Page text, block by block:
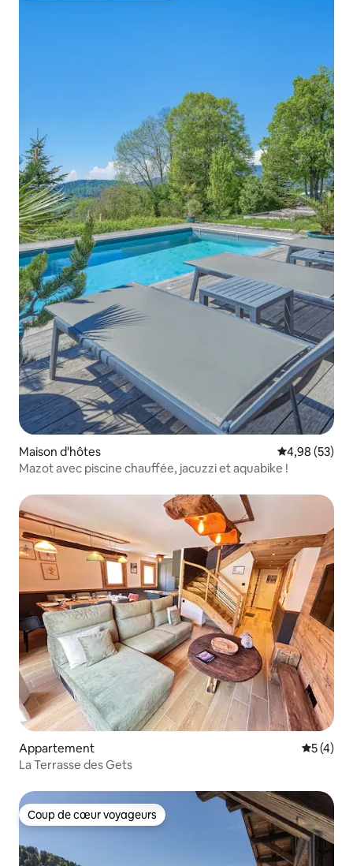
Maison d'hôtes Évaluation
4,98 (53)
Mazot avec piscine chauffée, jacuzzi et aquabike !
Appartement
5 (4)
La Terrasse des Gets
Coup de cœur voyageurs
Coup de cœur voyageurs